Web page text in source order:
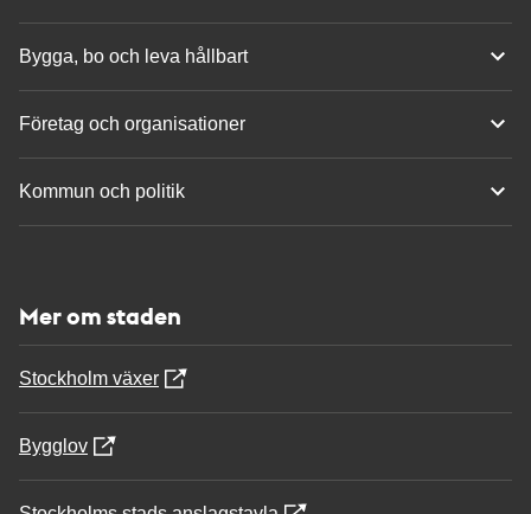
Bygga, bo och leva hållbart
Företag och organisationer
Kommun och politik
Mer om staden
Stockholm växer
Bygglov